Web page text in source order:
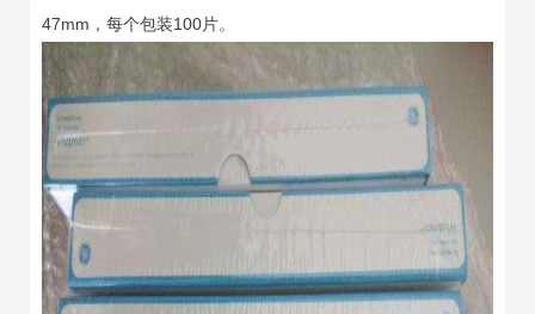
47mm，每个包装100片。